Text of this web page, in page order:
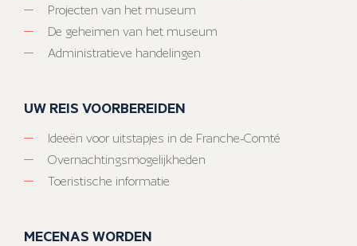
Projecten van het museum
De geheimen van het museum
Administratieve handelingen
UW REIS VOORBEREIDEN
Ideeën voor uitstapjes in de Franche-Comté
Overnachtingsmogelijkheden
Toeristische informatie
MECENAS WORDEN